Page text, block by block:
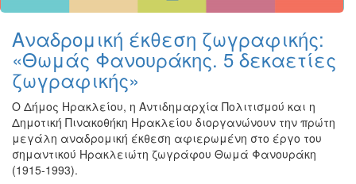
ΗΜΕΡΟΛΟΓΙΟ
ΕΚΔΗΛΩΣΕΩΝ
Χριστούγεννα
-
Πρωτοχρονιά
Βιβλίο
Ζωγραφική
Αναδρομική έκθεση ζωγραφικής:
«Θωμάς Φανουράκης. 5 δεκαετίες
ζωγραφικής»
Ο Δήμος Ηρακλείου, η Αντιδημαρχία Πολιτισμού και η
Δημοτική Πινακοθήκη Ηρακλείου διοργανώνουν την πρώτη
μεγάλη αναδρομική έκθεση αφιερωμένη στο έργο του
σημαντικού Ηρακλειώτη ζωγράφου Θωμά Φανουράκη
(1915-1993).